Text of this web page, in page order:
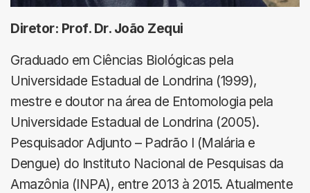
Diretor: Prof. Dr. João Zequi
Graduado em Ciências Biológicas pela
Universidade Estadual de Londrina (1999),
mestre e doutor na área de Entomologia pela
Universidade Estadual de Londrina (2005).
Pesquisador Adjunto – Padrão I (Malária e
Dengue) do Instituto Nacional de Pesquisas da
Amazônia (INPA), entre 2013 à 2015. Atualmente